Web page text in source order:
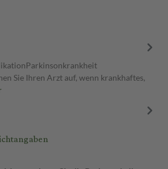
Sie Ihren Arzt auf, wenn krankhaftes,